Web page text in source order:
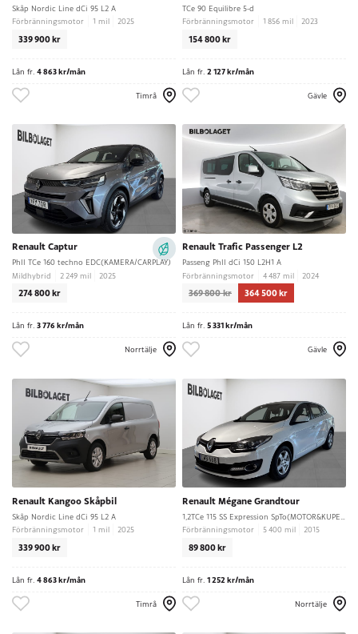
Skåp Nordic Line dCi 95 L2 A
Förbränningsmotor
1 mil 2025
339 900 kr
Lån fr. 4 863 kr/mån
Timrå
TCe 90 Equilibre 5-d
Förbränningsmotor
1 856 mil 2023
154 800 kr
Lån fr. 2 127 kr/mån
Gävle
Renault Captur
PhII TCe 160 techno EDC(KAMERA/CARPLAY)
Mildhybrid
2 249 mil 2025
274 800 kr
Lån fr. 3 776 kr/mån
Norrtälje
Renault Trafic Passenger L2
Passeng PhII dCi 150 L2H1 A
Förbränningsmotor
4 487 mil 2024
369 800 kr 364 500 kr
Lån fr. 5 331 kr/mån
Gävle
Renault Kangoo Skåpbil
Skåp Nordic Line dCi 95 L2 A
Förbränningsmotor
1 mil 2025
339 900 kr
Lån fr. 4 863 kr/mån
Timrå
Renault Mégane Grandtour
Förbränningsmotor
5 400 mil 2015
89 800 kr
Lån fr. 1 252 kr/mån
Norrtälje